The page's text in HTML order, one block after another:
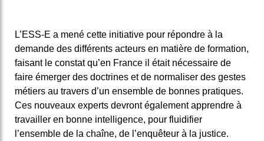
L’ESS-E a mené cette initiative pour répondre à la
demande des différents acteurs en matière de formation,
faisant le constat qu’en France il était nécessaire de
faire émerger des doctrines et de normaliser des gestes
métiers au travers d’un ensemble de bonnes pratiques.
Ces nouveaux experts devront également apprendre à
travailler en bonne intelligence, pour fluidifier
l’ensemble de la chaîne, de l’enquêteur à la justice.